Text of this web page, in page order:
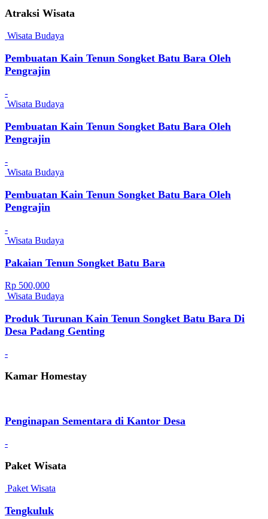
Atraksi Wisata
Wisata Budaya
Pembuatan Kain Tenun Songket Batu Bara Oleh
Pengrajin
-
Wisata Budaya
Pembuatan Kain Tenun Songket Batu Bara Oleh
Pengrajin
-
Wisata Budaya
Pembuatan Kain Tenun Songket Batu Bara Oleh
Pengrajin
-
Wisata Budaya
Pakaian Tenun Songket Batu Bara
Rp 500,000
Wisata Budaya
Produk Turunan Kain Tenun Songket Batu Bara Di
Desa Padang Genting
-
Kamar Homestay
Penginapan Sementara di Kantor Desa
-
Paket Wisata
Paket Wisata
Tengkuluk